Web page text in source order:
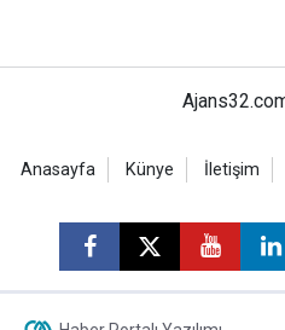
Anasayfa Künye İletişim